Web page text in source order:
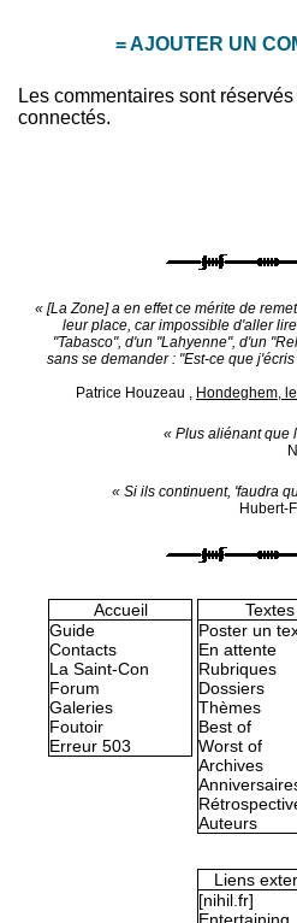
= AJOUTER UN
Les commentaires sont
connectés.
« [La Zone] a en effet ce mérite de
leur place, car impossible d'aller
"Tabasco", d'un "Lahyenne", d'un
sans se demander : "Est-ce que
Patrice Houzeau , Hondeghem,
« Plus aliénant que
« Si ils continuent, 'faudra
Hubert-
Accueil
Guide
Contacts
La Saint-Con
Forum
Galeries
Foutoir
Erreur 503
Textes
Poster un
En attente
Rubriques
Dossiers
Thèmes
Best of
Worst of
Archives
Auteurs
Liens
[nihil.fr]
Entertaining